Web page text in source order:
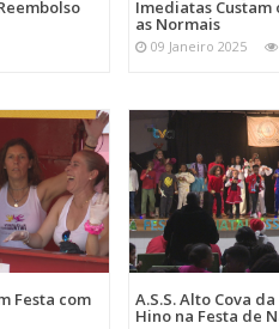
Imediatas Custam
as Normais
09 Janeiro 2025
Festa com A.S.S. Alto Cova
Hino na Festa de